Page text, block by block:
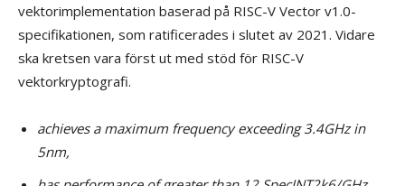
vektorimplementation baserad på RISC-V Vector v1.0-
specifikationen, som ratificerades i slutet av 2021. Vidare
ska kretsen vara först ut med stöd för RISC-V
vektorkryptografi.
achieves a maximum frequency exceeding 3.4GHz in
5nm,